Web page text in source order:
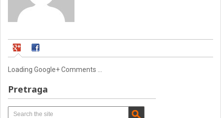
Loading Google+ Comments ...
Pretraga